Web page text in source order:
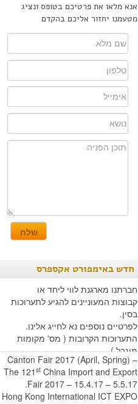
אנא מלאו את פרטיכם בטופס ונציג
מטעמנו יחזור אליכם בהקדם
חדש באימפורט אקספרס
חברתנו מארגנת לווי ליחד או
קבוצות המעוניינים להגיע לתערוכות
בסין.
לפרטיים נוספים נא לחייג אלינו.
התערוכות הקרובות ( מס' מקומות
מוגבל )
Canton Fair 2017 (April, Spring) –
The 121 st China Import and Export
Fair 2017 – 15.4.17 – 5.5.17.
Hong Kong International ICT EXPO